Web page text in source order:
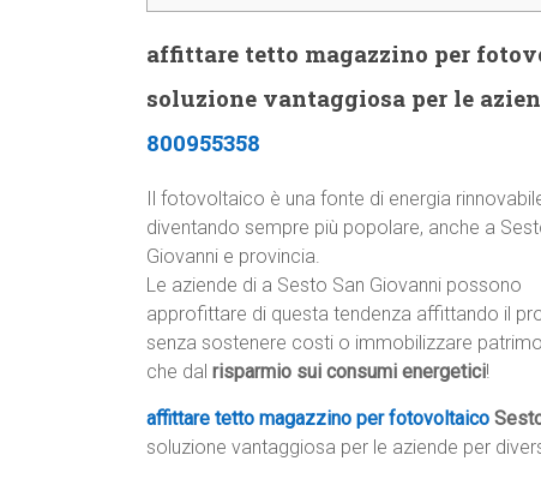
affittare tetto magazzino per
soluzione vantaggiosa per le
800955358
Il fotovoltaico è una fonte di energia
diventando sempre più popolare, anche a
Giovanni e provincia.
Le aziende di a Sesto San Giovanni possono
approfittare di questa tendenza affittando il
senza sostenere costi o immobilizzare
che dal risparmio sui consumi energetici!
affittare tetto magazzino per fotovoltaico
soluzione vantaggiosa per le aziende per